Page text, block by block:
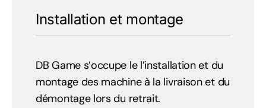
Installation et montage
DB Game s’occupe le l’installation et du
montage des machine à la livraison et du
démontage lors du retrait.